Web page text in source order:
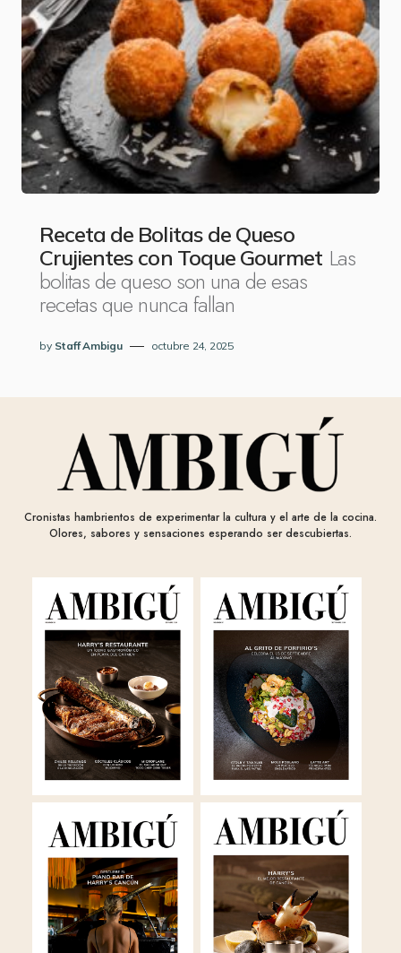
Receta de Bolitas de Queso
Crujientes con Toque Gourmet Las
bolitas de queso son una de esas
recetas que nunca fallan
by Staff Ambigu octubre 24, 2025
Cronistas hambrientos de experimentar la cultura y el arte de la cocina.
Olores, sabores y sensaciones esperando ser descubiertas.